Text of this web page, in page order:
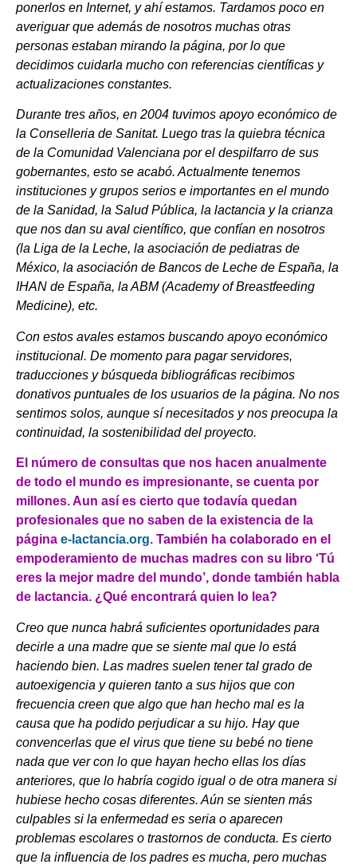
ponerlos en Internet, y ahí estamos. Tardamos poco en
averiguar que además de nosotros muchas otras
personas estaban mirando la página, por lo que
decidimos cuidarla mucho con referencias científicas y
actualizaciones constantes.
Durante tres años, en 2004 tuvimos apoyo económico de
la Conselleria de Sanitat. Luego tras la quiebra técnica
de la Comunidad Valenciana por el despilfarro de sus
gobernantes, esto se acabó. Actualmente tenemos
instituciones y grupos serios e importantes en el mundo
de la Sanidad, la Salud Pública, la lactancia y la crianza
que nos dan su aval científico, que confían en nosotros
(la Liga de la Leche, la asociación de pediatras de
México, la asociación de Bancos de Leche de España, la
IHAN de España, la ABM (Academy of Breastfeeding
Medicine), etc.
Con estos avales estamos buscando apoyo económico
institucional. De momento para pagar servidores,
traducciones y búsqueda bibliográficas recibimos
donativos puntuales de los usuarios de la página. No nos
sentimos solos, aunque sí necesitados y nos preocupa la
continuidad, la sostenibilidad del proyecto.
El número de consultas que nos hacen anualmente
de todo el mundo es impresionante, se cuenta por
millones. Aun así es cierto que todavía quedan
profesionales que no saben de la existencia de la
página e-lactancia.org. También ha colaborado en el
empoderamiento de muchas madres con su libro ‘Tú
eres la mejor madre del mundo’, donde también habla
de lactancia. ¿Qué encontrará quien lo lea?
Creo que nunca habrá suficientes oportunidades para
decirle a una madre que se siente mal que lo está
haciendo bien. Las madres suelen tener tal grado de
autoexigencia y quieren tanto a sus hijos que con
frecuencia creen que algo que han hecho mal es la
causa que ha podido perjudicar a su hijo. Hay que
convencerlas que el virus que tiene su bebé no tiene
nada que ver con lo que hayan hecho ellas los días
anteriores, que lo habría cogido igual o de otra manera si
hubiese hecho cosas diferentes. Aún se sienten más
culpables si la enfermedad es seria o aparecen
problemas escolares o trastornos de conducta. Es cierto
que la influencia de los padres es mucha, pero muchas